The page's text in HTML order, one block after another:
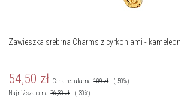
Zawieszka srebrna Charms z cyrkoniami - kameleon
54,50 zł Cena regularna:109zł
(-50%)
Najniższa cena:76,30zł (-30%)